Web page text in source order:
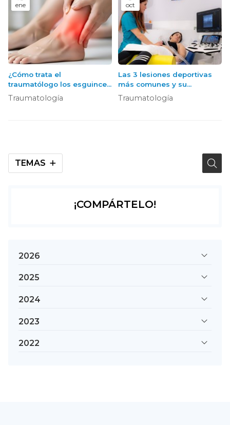
TEMAS
ene
¿Cómo trata el
traumatólogo los esguinces
y distensiones?
Traumatología
oct
Las 3 lesiones deportivas
más comunes y su
tratamiento traumatológico
Traumatología
¡COMPÁRTELO!
2026
2025
2024
2023
2022